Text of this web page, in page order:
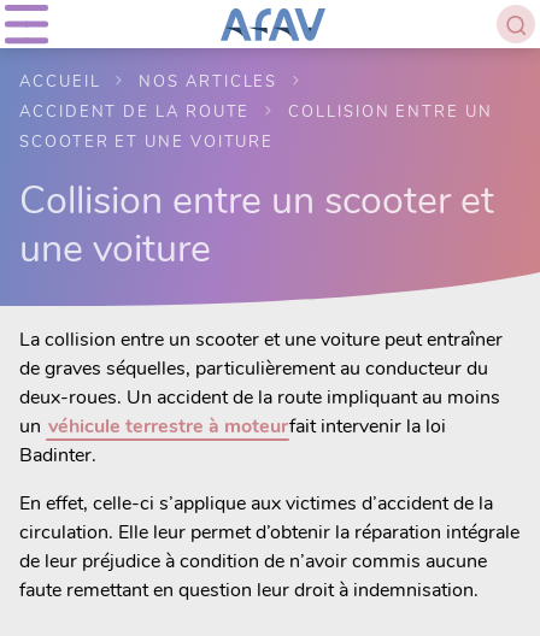
ACCUEIL
NOS ARTICLES
ACCIDENT DE LA ROUTE
COLLISION ENTRE UN
SCOOTER ET UNE VOITURE
Collision entre un scooter et
une voiture
La collision entre un scooter et une voiture peut entraîner
de graves séquelles, particulièrement au conducteur du
deux-roues. Un accident de la route impliquant au moins
un véhicule terrestre à moteurfait intervenir la loi
Badinter.
En effet, celle-ci s’applique aux victimes d’accident de la
circulation. Elle leur permet d’obtenir la réparation intégrale
de leur préjudice à condition de n’avoir commis aucune
faute remettant en question leur droit à indemnisation.